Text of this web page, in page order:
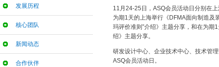
发展历程
核心团队
新闻动态
合作伙伴
11月24-25日，ASQ会员活动日分别在
为期1天的上海举行《DFMA面向制造及
玛评价准则”介绍》主题分享，和在为期
绍》主题分享。
研发设计中心、企业技术中心、技术管
ASQ会员活动日。